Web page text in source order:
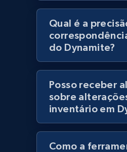
more.
991+ 162+
Lowes.com - Gather data
specified keywords
URL, Domain, Marketplace
Qual é a
do Dynamite?
Posso receber
sobre
inventário em
Como a